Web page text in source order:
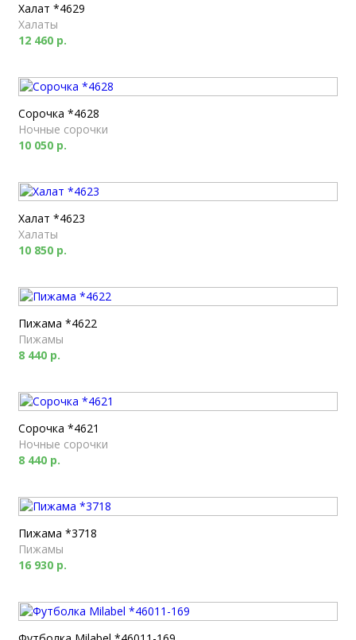
Халат *4629
Халаты
12 460 р.
Сорочка *4628
Ночные сорочки
10 050 р.
Халат *4623
Халаты
10 850 р.
Пижама *4622
Пижамы
8 440 р.
Сорочка *4621
Ночные сорочки
8 440 р.
Пижама *3718
Пижамы
16 930 р.